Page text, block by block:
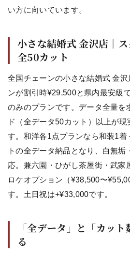
い方に向いています。
小さな結婚式 金沢店｜
全50カット
全国チェーンの小さな結婚式 金
ンが割引時¥29,500と県内最安級
のみのプランです。データ全量を
ド（全データ50カット）以上が現
す。和洋各1点プランなら和装1着
トの全データ納品となり、白無垢
応。兼六園・ひがし茶屋街・武家
ロケオプション（¥38,500〜
す。土日祝は+¥33,000です。
「全データ」と「カッ
る